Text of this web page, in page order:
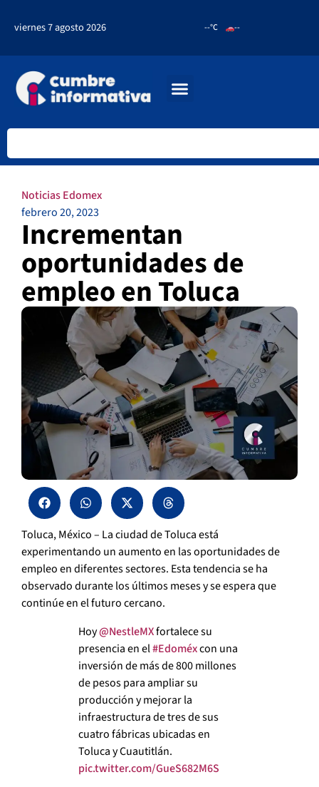
viernes 7 agosto 2026 --°C --
Noticias Edomex
febrero 20, 2023
Incrementan
oportunidades de
empleo en Toluca
Toluca, México – La ciudad de Toluca está
experimentando un aumento en las oportunidades de
empleo en diferentes sectores. Esta tendencia se ha
observado durante los últimos meses y se espera que
continúe en el futuro cercano.
Hoy@NestleMXfortalece su
presencia en el#Edoméxcon una
inversión de más de 800 millones
de pesos para ampliar su
producción y mejorar la
infraestructura de tres de sus
cuatro fábricas ubicadas en
Toluca y Cuautitlán.
pic.twitter.com/GueS682M6S